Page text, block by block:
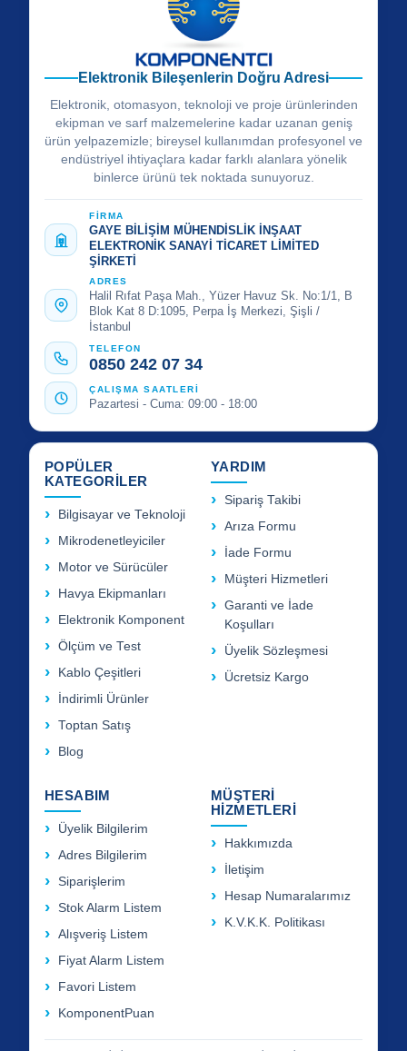
Elektronik Bileşenlerin Doğru Adresi
Elektronik, otomasyon, teknoloji ve proje ürünlerinden
ekipman ve sarf malzemelerine kadar uzanan geniş
ürün yelpazemizle; bireysel kullanımdan profesyonel ve
endüstriyel ihtiyaçlara kadar farklı alanlara yönelik
binlerce ürünü tek noktada sunuyoruz.
FİRMA
GAYE BİLİŞİM MÜHENDİSLİK İNŞAAT
ELEKTRONİK SANAYİ TİCARET LİMİTED
ŞİRKETİ
ADRES
Halil Rıfat Paşa Mah., Yüzer Havuz Sk. No:1/1, B
Blok Kat 8 D:1095, Perpa İş Merkezi, Şişli /
İstanbul
TELEFON
0850 242 07 34
ÇALIŞMA SAATLERİ
Pazartesi - Cuma: 09:00 - 18:00
POPÜLER
KATEGORİLER
Bilgisayar ve Teknoloji
Mikrodenetleyiciler
Motor ve Sürücüler
Havya Ekipmanları
Elektronik Komponent
Ölçüm ve Test
Kablo Çeşitleri
İndirimli Ürünler
Toptan Satış
Blog
YARDIM
Sipariş Takibi
Arıza Formu
İade Formu
Müşteri Hizmetleri
Garanti ve İade
Koşulları
Üyelik Sözleşmesi
Ücretsiz Kargo
HESABIM
Üyelik Bilgilerim
Adres Bilgilerim
Siparişlerim
Stok Alarm Listem
Alışveriş Listem
Fiyat Alarm Listem
Favori Listem
KomponentPuan
MÜŞTERİ
HİZMETLERİ
Hakkımızda
İletişim
Hesap Numaralarımız
K.V.K.K. Politikası